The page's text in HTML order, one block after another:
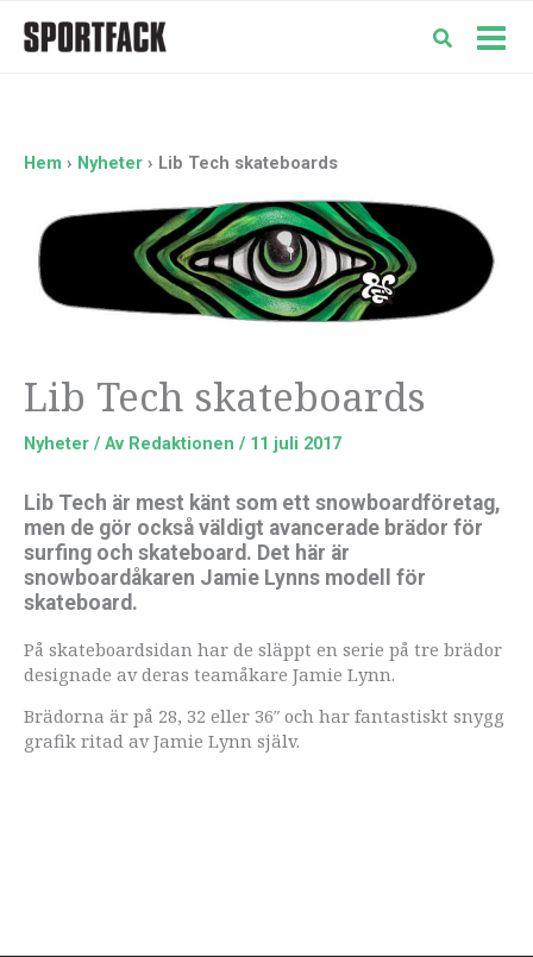
Hem Nyheter Lib Tech skateboards
Lib Tech skateboards
Nyheter / Av Redaktionen / 11 juli 2017
Lib Tech är mest känt som ett snowboardföretag,
men de gör också väldigt avancerade brädor för
surfing och skateboard. Det här är
snowboardåkaren Jamie Lynns modell för
skateboard.
På skateboardsidan har de släppt en serie på tre brädor
designade av deras teamåkare Jamie Lynn.
Brädorna är på 28, 32 eller 36″ och har fantastiskt snygg
grafik ritad av Jamie Lynn själv.